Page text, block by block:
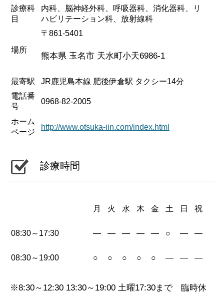
診療科
目
内科、脳神経外科、呼吸器科、消化器科、リ
ハビリテーション科、放射線科
場所
〒861-5401
熊本県 玉名市 天水町小天6986-1
最寄駅
JR鹿児島本線 肥後伊倉駅 タクシー14分
電話番
号
0968-82-2005
ホーム
ページ
http://www.otsuka-iin.com/index.html
診療時間
月 火 水 木 金 土 日 祝
08:30～17:30 — — — — — ○ — —
08:30～19:00 ○ ○ ○ ○ ○ — — —
※8:30～12:30 13:30～19:00 土曜17:30まで 臨時休